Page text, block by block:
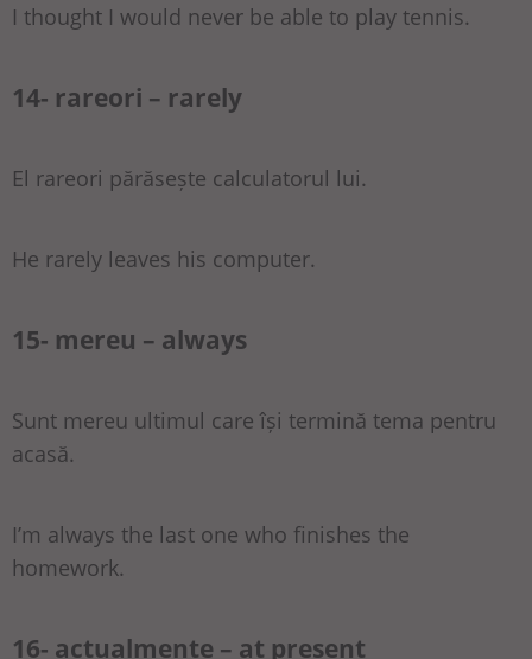
I thought I would never be able to play tennis.
14- rareori – rarely
El rareori părăsește calculatorul lui.
He rarely leaves his computer.
15- mereu – always
Sunt mereu ultimul care își termină tema pentru
acasă.
I’m always the last one who finishes the
homework.
16- actualmente – at present